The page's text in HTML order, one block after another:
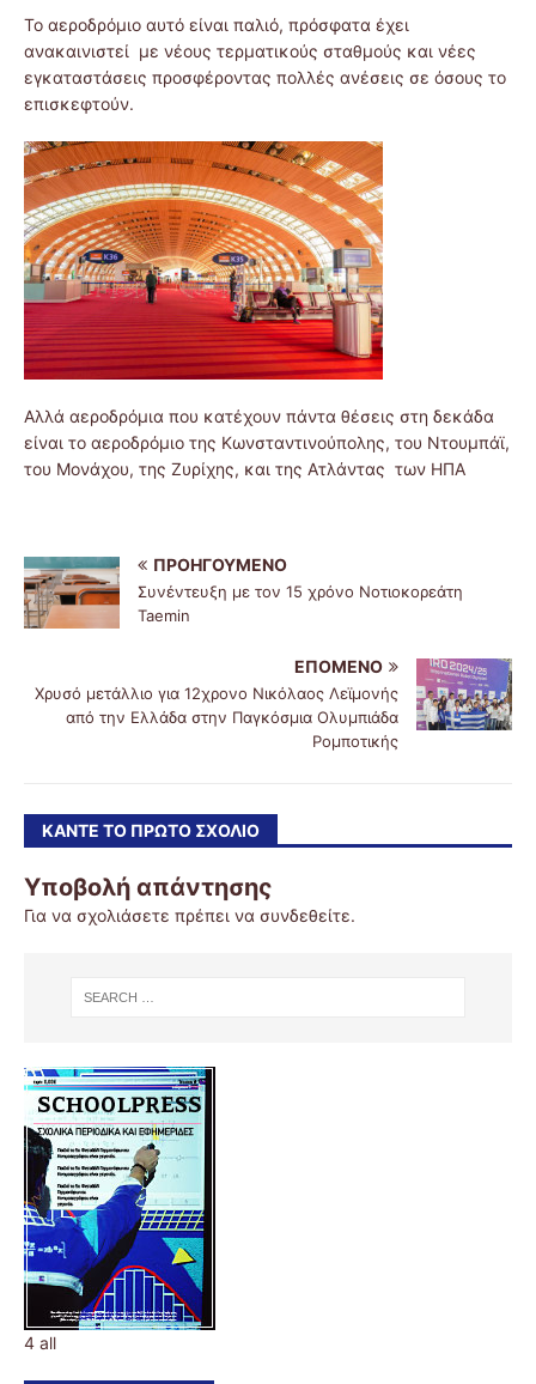
Το αεροδρόμιο αυτό είναι παλιό, πρόσφατα έχει
ανακαινιστεί με νέους τερματικούς σταθμούς και νέες
εγκαταστάσεις προσφέροντας πολλές ανέσεις σε όσους το
επισκεφτούν.
Αλλά αεροδρόμια που κατέχουν πάντα θέσεις στη δεκάδα
είναι το αεροδρόμιο της Κωνσταντινούπολης, του Ντουμπάϊ,
του Μονάχου, της Ζυρίχης, και της Ατλάντας των ΗΠΑ
ΠΡΟΗΓΟΎΜΕΝΟ
Συνέντευξη με τον 15 χρόνο Νοτιοκορεάτη
Taemin
ΕΠΌΜΕΝΟ
Χρυσό μετάλλιο για 12χρονο Νικόλαος Λεϊμονής
από την Ελλάδα στην Παγκόσμια Ολυμπιάδα
Ρομποτικής
ΚΆΝΤΕ ΤΟ ΠΡΏΤΟ ΣΧΌΛΙΟ
Υποβολή απάντησης
Για να σχολιάσετε πρέπει να συνδεθείτε.
4 all